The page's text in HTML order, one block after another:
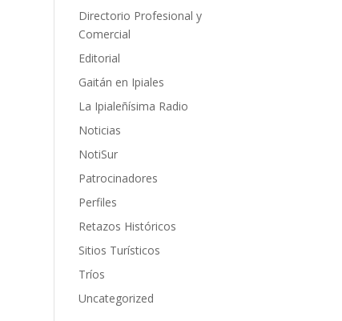
Directorio Profesional y
Comercial
Editorial
Gaitán en Ipiales
La Ipialeñísima Radio
Noticias
NotiSur
Patrocinadores
Perfiles
Retazos Históricos
Sitios Turísticos
Tríos
Uncategorized